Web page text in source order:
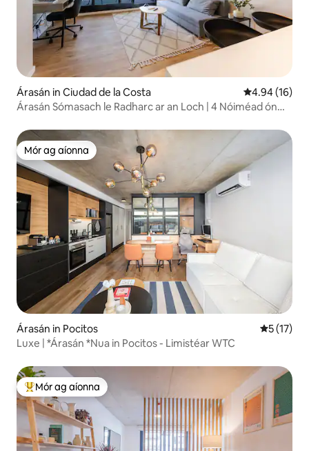
Árasán in Ciudad de la Costa Meánrátáil
4.94 (16)
Árasán Sómasach le Radharc ar an Loch | 4 Nóiméad ón
Mór ag aíonna
Mór ag aíonna
Árasán in Pocitos
5 (17)
Luxe | *Árasán *Nua in Pocitos - Limistéar WTC
An-mhór ag aíonna
Mór ag aíonna